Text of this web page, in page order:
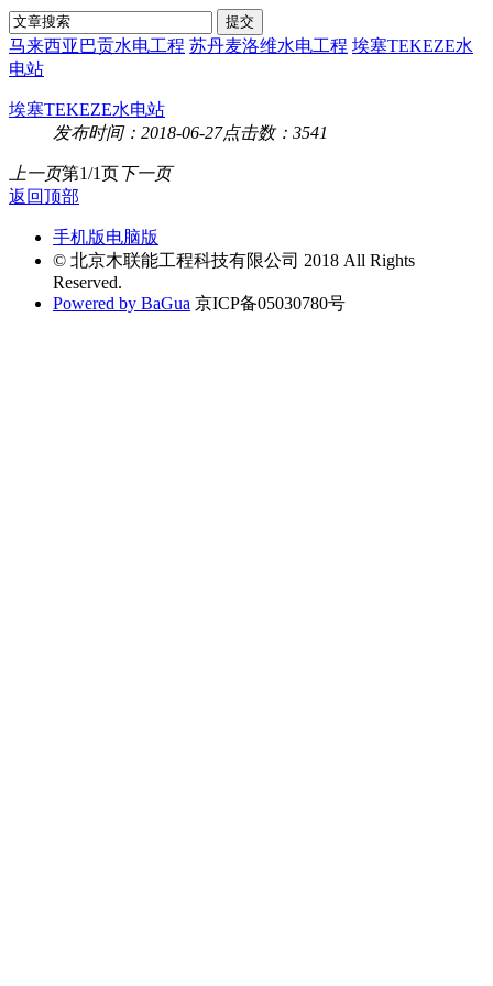
马来西亚巴贡水电工程 苏丹麦洛维水电工程 埃塞TEKEZE水
电站
埃塞TEKEZE水电站
发布时间：2018-06-27点击数：3541
上一页第1/1页下一页
返回顶部
手机版电脑版
© 北京木联能工程科技有限公司 2018 All Rights
Reserved.
Powered by BaGua 京ICP备05030780号